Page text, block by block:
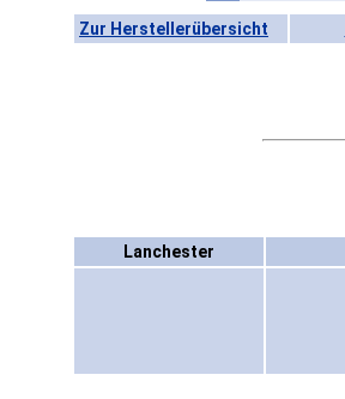
Zur Herstellerübersicht
Lanchester